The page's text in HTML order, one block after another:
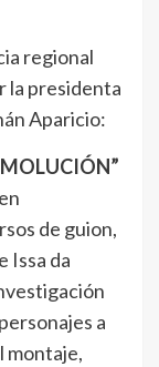
regional
la presidenta
Aparicio:
de guion,
Issa da
a
montaje,